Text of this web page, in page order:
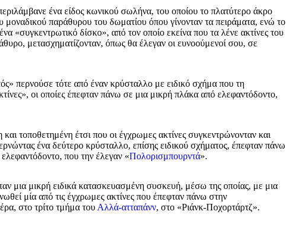
ένα είδος κωνικού σωλήνα, του οποίου το πλατύτερο άκρο
μοναδικού παράθυρου του δωματίου όπου γίνονταν τα πειράματα, ενώ το
«συγκεντρωτικό δίσκο», από τον οποίο εκείνα που τα λένε ακτίνες του
μετασχηματίζονταν, όπως θα έλεγαν οι ευνοούμενοί σου, σε
περνούσε τότε από έναν κρύσταλλο με ειδικό σχήμα που τη
οι οποίες έπεφταν πάνω σε μια μικρή πλάκα από ελεφαντόδοντο,
τοποθετημένη έτσι που οι έγχρωμες ακτίνες συγκεντρώνονταν και
ένα δεύτερο κρύσταλλο, επίσης ειδικού σχήματος, έπεφταν πάνω
που την έλεγαν «Πολορισμπουρντά».
μια μικρή ειδικά κατασκευασμένη συσκευή, μέσω της οποίας, με μια
μία από τις έγχρωμες ακτίνες που έπεφταν πάνω στην
στο τρίτο τμήμα του Αλλά-ατταπάνν, στο «Ριάνκ-Ποχορτάρτζ».